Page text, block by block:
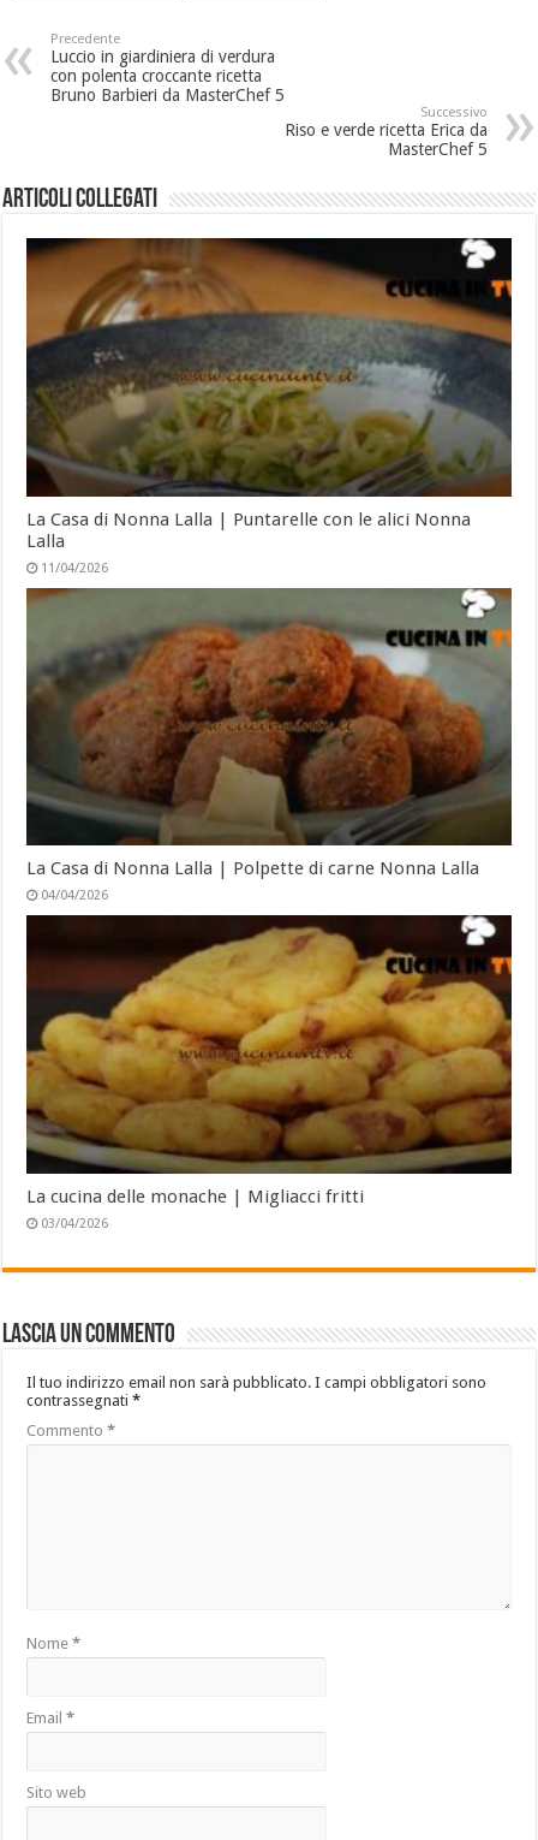
Precedente
Luccio in giardiniera di verdura
con polenta croccante ricetta
Bruno Barbieri da MasterChef 5
Successivo
Riso e verde ricetta Erica da
MasterChef 5
Articoli collegati
La Casa di Nonna Lalla | Puntarelle con le alici Nonna
Lalla
11/04/2026
La Casa di Nonna Lalla | Polpette di carne Nonna Lalla
04/04/2026
La cucina delle monache | Migliacci fritti
03/04/2026
Lascia un commento
Il tuo indirizzo email non sarà pubblicato. I campi obbligatori sono
contrassegnati*
Commento*
Nome*
Email*
Sito web